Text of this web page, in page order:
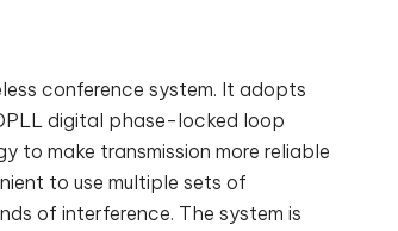
conference system. It adopts
digital phase-locked loop
to make transmission more reliable
to use multiple sets of
of interference. The system is